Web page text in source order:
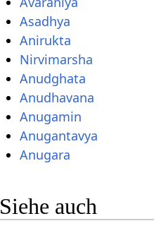
Asadhya
Anirukta
Nirvimarsha
Anudghata
Anudhavana
Anugamin
Anugantavya
Anugara
Siehe auch